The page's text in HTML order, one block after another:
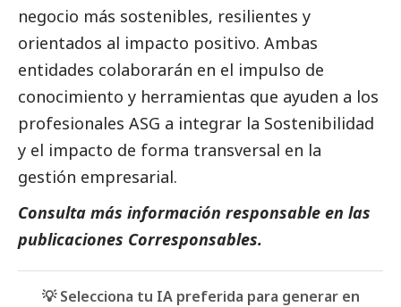
negocio más sostenibles, resilientes y
orientados al impacto positivo. Ambas
entidades colaborarán en el impulso de
conocimiento y herramientas que ayuden a los
profesionales ASG a integrar la Sostenibilidad
y el impacto de forma transversal en la
gestión empresarial.
Consulta más información responsable en las
publicaciones Corresponsables.
💡 Selecciona tu IA preferida para generar en